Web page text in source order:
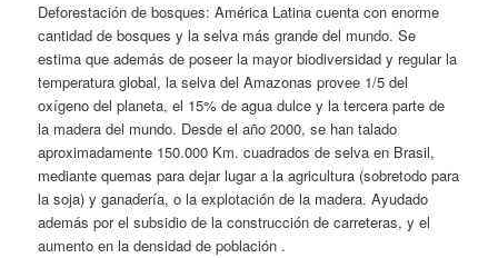
Deforestación de bosques: América Latina cuenta con enorme
cantidad de bosques y la selva más grande del mundo. Se
estima que además de poseer la mayor biodiversidad y regular la
temperatura global, la selva del Amazonas provee 1/5 del
oxígeno del planeta, el 15% de agua dulce y la tercera parte de
la madera del mundo. Desde el año 2000, se han talado
aproximadamente 150.000 Km. cuadrados de selva en Brasil,
mediante quemas para dejar lugar a la agricultura (sobretodo para
la soja) y ganadería, o la explotación de la madera. Ayudado
además por el subsidio de la construcción de carreteras, y el
aumento en la densidad de población .